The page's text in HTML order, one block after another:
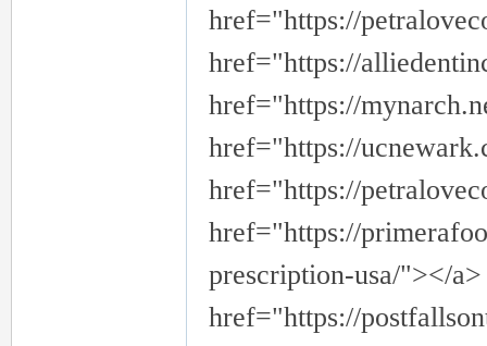
href="https://
href="https://
href="https://
href="https://
href="https://
href="https://
prescription-usa/"></
href="https://